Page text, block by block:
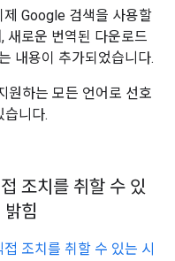
제 Google 검색을 사용할
새로운 번역된 다운로드
내용이 추가되었습니다.
원하는 모든 언어로 선호
습니다.
조치를 취할 수 있
힘
조치를 취할 수 있는 시